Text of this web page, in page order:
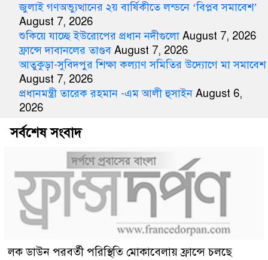
জুলাই গণঅভ্যুত্থানের ২য় বার্ষিকীতে লন্ডনে ‘বিপ্লব সমাবেশ’
August 7, 2026
শুকিয়ে যাচ্ছে ইউরোপের প্রধান নদীগুলো August 7, 2026
ফ্রান্সে দাবানলের তাণ্ডব August 7, 2026
আতুকুড়া-সুবিদপুর শিক্ষা কল্যাণ সমিতির উদ্যোগে মা সমাবেশ
August 7, 2026
প্রধানমন্ত্রী তারেক রহমান -এম আলী হুসাইন August 6,
2026
সর্বশেষ সংবাদ
লক ডাউন পরবর্তী পরিস্থিতি মোকাবেলায় ফ্রান্সে চলছে